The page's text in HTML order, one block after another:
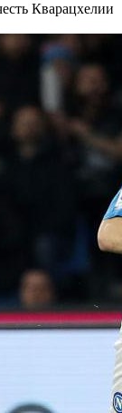
Кварацхелии